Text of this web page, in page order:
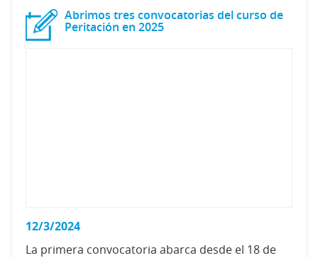
Abrimos tres convocatorias del curso de
Peritación en 2025
12/3/2024
La primera convocatoria abarca desde el 18 de